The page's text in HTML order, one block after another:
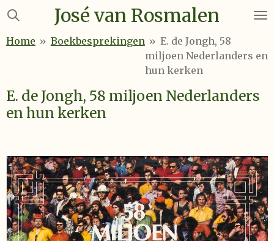
Ga
naar
José van Rosmalen
Home » Boekbesprekingen » E. de Jongh, 58
miljoen Nederlanders en
hun kerken
E. de Jongh, 58 miljoen Nederlanders
en hun kerken